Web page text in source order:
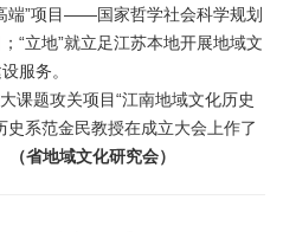
端”项目——国家哲学社会科学规划
“立地”就立足江苏本地开展地域文
服务。
课题攻关项目“江南地域文化历史
史系范金民教授在成立大会上作了
（省地域文化研究会）